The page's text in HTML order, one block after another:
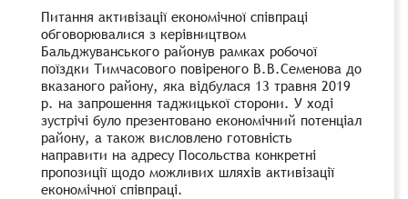
Питання активізації економічної співпраці
обговорювалися з керівництвом
Бальджуванського районув рамках робочої
поїздки Тимчасового повіреного В.В.Семенова до
вказаного району, яка відбулася 13 травня 2019
р. на запрошення таджицької сторони. У ході
зустрічі було презентовано економічний потенціал
району, а також висловлено готовність
направити на адресу Посольства конкретні
пропозиції щодо можливих шляхів активізації
економічної співпраці.